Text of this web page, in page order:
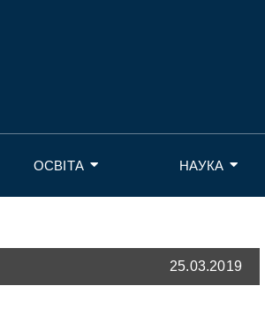
ОСВІТА НАУКА
25.03.2019